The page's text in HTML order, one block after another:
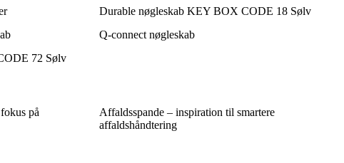
Durable nøgleskab KEY BOX CODE 18 Sølv
Q-connect nøgleskab
72 Sølv
på
Affaldsspande – inspiration til smartere
affaldshåndtering